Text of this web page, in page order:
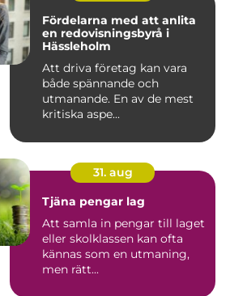
Fördelarna med att anlita
en redovisningsbyrå i
Hässleholm
Att driva företag kan vara
både spännande och
utmanande. En av de mest
kritiska aspe...
31. aug
Tjäna pengar lag
Att samla in pengar till laget
eller skolklassen kan ofta
kännas som en utmaning,
men rätt...